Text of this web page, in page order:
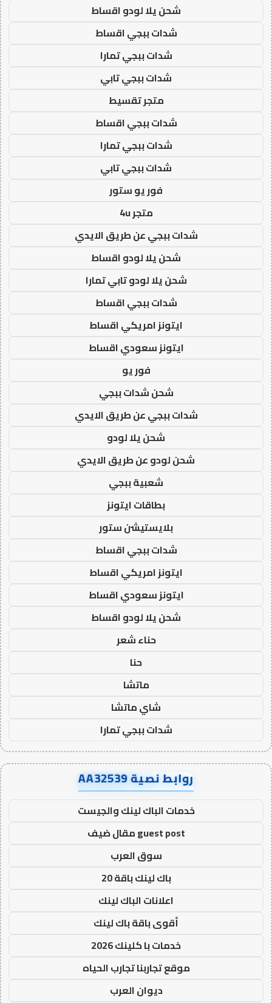
شحن يلا لودو اقساط
شدات ببجي اقساط
شدات ببجي تمارا
شدات ببجي تابي
متجر تقسيط
شدات ببجي اقساط
شدات ببجي تمارا
شدات ببجي تابي
فور يو ستور
متجر 4u
شدات ببجي عن طريق الايدي
شحن يلا لودو اقساط
شحن يلا لودو تابي تمارا
شدات ببجي اقساط
ايتونز امريكي اقساط
ايتونز سعودي اقساط
فور يو
شحن شدات ببجي
شدات ببجي عن طريق الايدي
شحن يلا لودو
شحن لودو عن طريق الايدي
شعبية ببجي
بطاقات ايتونز
بلايستيشن ستور
شدات ببجي اقساط
ايتونز امريكي اقساط
ايتونز سعودي اقساط
شحن يلا لودو اقساط
حناء شعر
حنا
ماتشا
شاي ماتشا
شدات ببجي تمارا
روابط نصية AA32539
خدمات الباك لينك والجيست
guest post مقال ضيف
سوق العرب
باك لينك باقة 20
اعلانات الباك لينك
أقوى باقة باك لينك
خدمات با كلينك 2026
موقع تجاربنا تجارب الحياه
ديوان العرب